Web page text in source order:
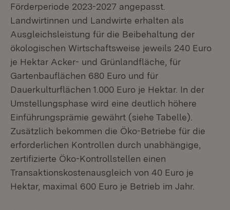
Förderperiode 2023-2027 angepasst.
Landwirtinnen und Landwirte erhalten als
Ausgleichsleistung für die Beibehaltung der
ökologischen Wirtschaftsweise jeweils 240 Euro
je Hektar Acker- und Grünlandfläche, für
Gartenbauflächen 680 Euro und für
Dauerkulturflächen 1.000 Euro je Hektar. In der
Umstellungsphase wird eine deutlich höhere
Einführungsprämie gewährt (siehe Tabelle).
Zusätzlich bekommen die Öko-Betriebe für die
erforderlichen Kontrollen durch unabhängige,
zertifizierte Öko-Kontrollstellen einen
Transaktionskostenausgleich von 40 Euro je
Hektar, maximal 600 Euro je Betrieb im Jahr.